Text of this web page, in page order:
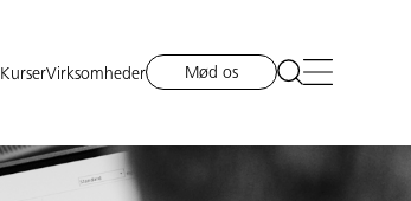
KurserVirksomheder Mød os